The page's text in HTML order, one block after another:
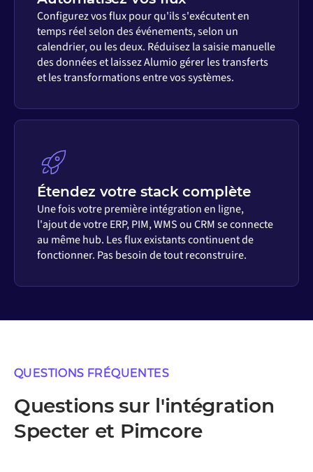
Configurez vos flux pour qu'ils s'exécutent en
temps réel selon des événements, selon un
calendrier, ou les deux. Réduisez la saisie manuelle
des données et laissez Alumio gérer les transferts
et les transformations entre vos systèmes.
Étendez votre stack complète
Une fois votre première intégration en ligne,
l'ajout de votre ERP, PIM, WMS ou CRM se connecte
au même hub. Les flux existants continuent de
fonctionner. Pas besoin de tout reconstruire.
QUESTIONS FRÉQUENTES
Questions sur l'intégration
Specter et Pimcore